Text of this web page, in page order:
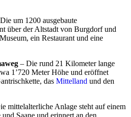
um 1200 ausgebaute
über der Altstadt von Burgdorf und
ein Restaurant und eine
– Die rund 21 Kilometer lange
1’720 Meter Höhe und eröffnet
das Mittelland und den
mittelalterliche Anlage steht auf einem